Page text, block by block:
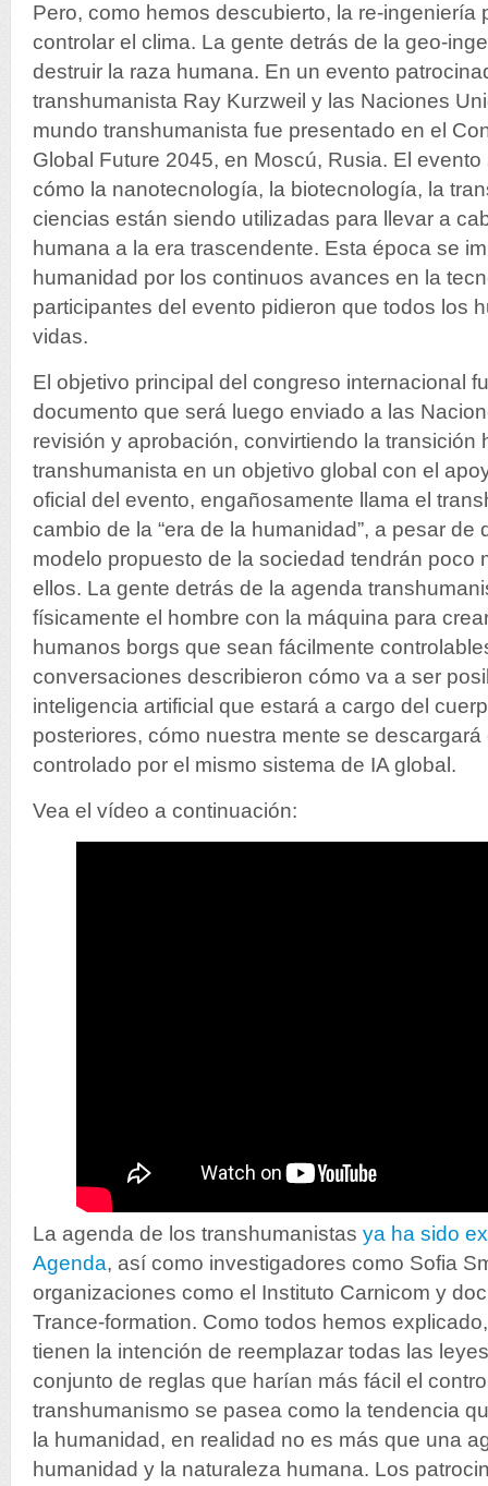
Pero, como hemos descubierto, la re-ingeniería
controlar el clima. La gente detrás de la geo-
destruir la raza humana. En un evento
transhumanista Ray Kurzweil y las Naciones
mundo transhumanista fue presentado en el
Global Future 2045, en Moscú, Rusia. El
cómo la nanotecnología, la biotecnología, la
ciencias están siendo utilizadas para llevar a
humana a la era trascendente. Esta época se
humanidad por los continuos avances en la
participantes del evento pidieron que todos los
vidas.
El objetivo principal del congreso internacional
documento que será luego enviado a las
revisión y aprobación, convirtiendo la transición
transhumanista en un objetivo global con el
oficial del evento, engañosamente llama el
cambio de la “era de la humanidad”, a pesar
modelo propuesto de la sociedad tendrán poco
ellos. La gente detrás de la agenda
físicamente el hombre con la máquina para
humanos borgs que sean fácilmente
conversaciones describieron cómo va a ser
inteligencia artificial que estará a cargo del
posteriores, cómo nuestra mente se
controlado por el mismo sistema de IA global.
Vea el vídeo a continuación:
La agenda de los transhumanistas ya ha sido
Agenda, así como investigadores como Sofia
organizaciones como el Instituto Carnicom y
Trance-formation. Como todos hemos
tienen la intención de reemplazar todas las
conjunto de reglas que harían más fácil el
transhumanismo se pasea como la tendencia
la humanidad, en realidad no es más que una
humanidad y la naturaleza humana. Los